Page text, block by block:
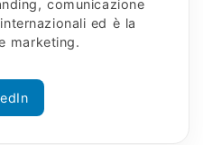
comunicazione
ed è la
marketing.